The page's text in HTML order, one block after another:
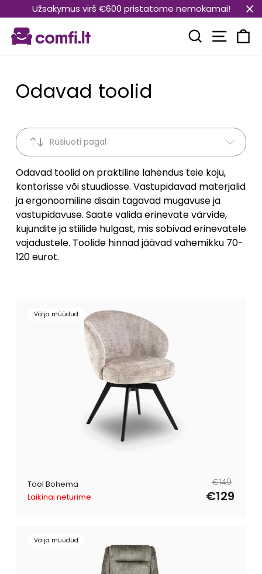
Translation
missing:
et.general.accessibility.skip_to_content
Užsakymus virš €600 pristatome nemokamai!
Translation
Odavad toolid
Rūšiuoti pagal
Odavad toolid on praktiline lahendus teie koju,
kontorisse või stuudiosse. Vastupidavad materjalid
ja ergonoomiline disain tagavad mugavuse ja
vastupidavuse. Saate valida erinevate värvide,
kujundite ja stiilide hulgast, mis sobivad erinevatele
vajadustele. Toolide hinnad jäävad vahemikku 70-
120 eurot.
Välja müüdud
Tool Bohema
Laikinai neturime
Tavahind
€149
Müügihind
€129
Välja müüdud